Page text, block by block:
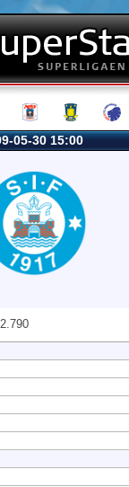
05-30 15:00
2.790